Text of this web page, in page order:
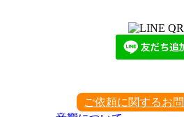
ご依頼に関するお